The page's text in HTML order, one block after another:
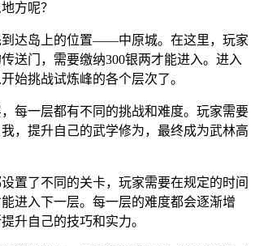
方呢？
到达岛上的位置——中原城。在这里，玩家
送门，需要缴纳300银两才能进入。进入
始挑战试炼峰的各个层次了。
每一层都有不同的挑战和难度。玩家需要
，提升自己的武学修为，最终成为武林高
置了不同的关卡，玩家需要在规定的时间
进入下一层。每一层的难度都会逐渐增
升自己的技巧和实力。